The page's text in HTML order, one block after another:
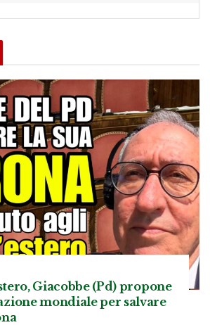
Giacobbe (Pd) propone
mondiale per salvare